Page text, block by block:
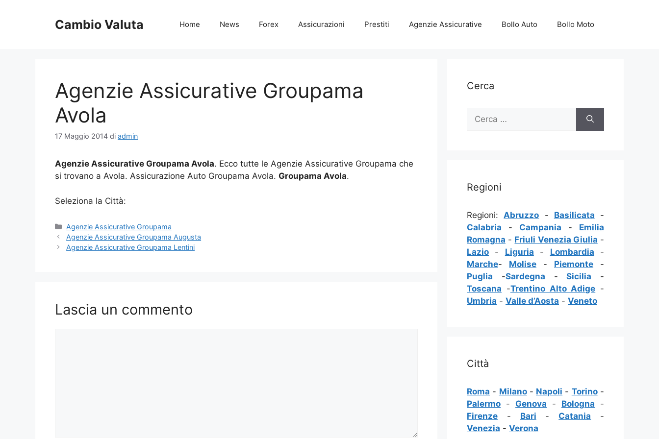
Cambio Valuta Home News Forex Assicurazioni Prestiti Agenzie Assicurative Bollo Auto Bollo Moto
Agenzie Assicurative Groupama
Avola
17 Maggio 2014 di admin
Agenzie Assicurative Groupama Avola. Ecco tutte le Agenzie Assicurative Groupama che
si trovano a Avola. Assicurazione Auto Groupama Avola. Groupama Avola.
Seleziona la Città:
Categorie
Agenzie Assicurative Groupama
Agenzie Assicurative Groupama Augusta
Agenzie Assicurative Groupama Lentini
Lascia un commento
Cerca
Ricerca
Regioni
Regioni:Abruzzo - Basilicata -
Calabria - Campania - Emilia
Romagna - Friuli Venezia Giulia -
Lazio - Liguria - Lombardia -
Marche- Molise - Piemonte -
Puglia -Sardegna -Sicilia -
Toscana -Trentino Alto Adige -
Umbria - Valle d’Aosta - Veneto
Città
Roma - Milano- Napoli - Torino-
Palermo - Genova - Bologna -
Firenze - Bari - Catania -
Venezia - Verona